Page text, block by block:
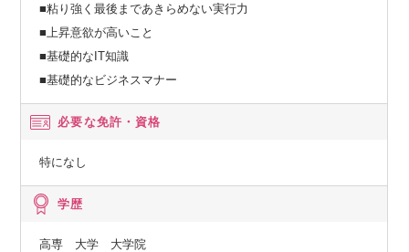
■粘り強く最後まであきらめない実行力
■上昇意欲が高いこと
■基礎的なIT知識
■基礎的なビジネスマナー
必要な免許・資格
特になし
学歴
高専 大学 大学院